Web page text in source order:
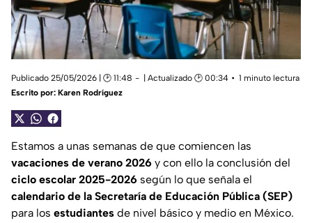
Publicado 25/05/2026 | 🕑 11:48 | Actualizado 🕑 00:34
1 minuto lectura
Escrito por: Karen Rodríguez
Estamos a unas semanas de que comiencen las
vacaciones de verano 2026 y con ello la conclusión del
ciclo escolar 2025-2026 según lo que señala el
calendario de la Secretaría de Educación Pública (SEP)
para los estudiantes de nivel básico y medio en México.